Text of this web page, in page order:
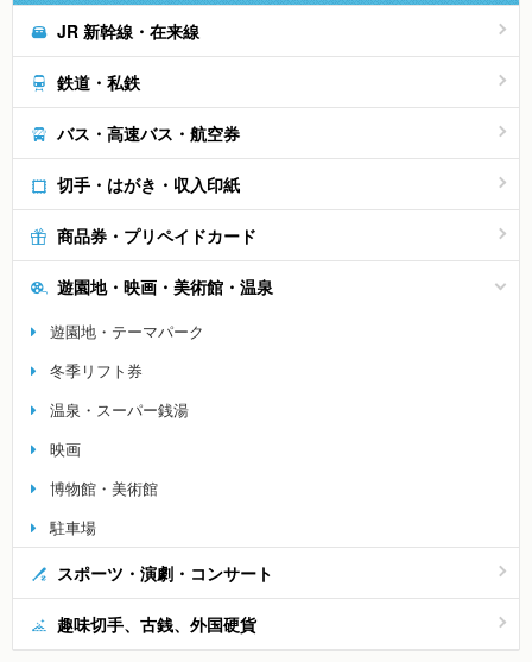
JR 新幹線・在来線
鉄道・私鉄
バス・高速バス・航空券
切手・はがき・収入印紙
商品券・プリペイドカード
遊園地・映画・美術館・温泉
遊園地・テーマパーク
冬季リフト券
温泉・スーパー銭湯
映画
博物館・美術館
駐車場
スポーツ・演劇・コンサート
趣味切手、古銭、外国硬貨